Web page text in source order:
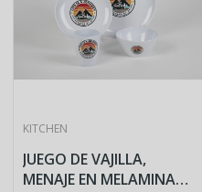
KITCHEN
JUEGO DE VAJILLA,
MENAJE EN MELAMINA